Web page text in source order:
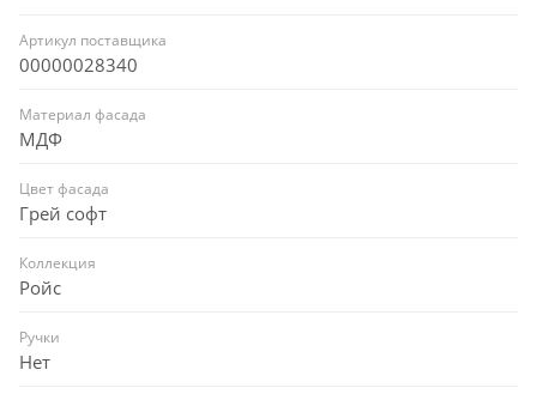
Артикул поставщика
00000028340
Материал фасада
МДФ
Цвет фасада
Грей софт
Коллекция
Ройс
Ручки
Нет